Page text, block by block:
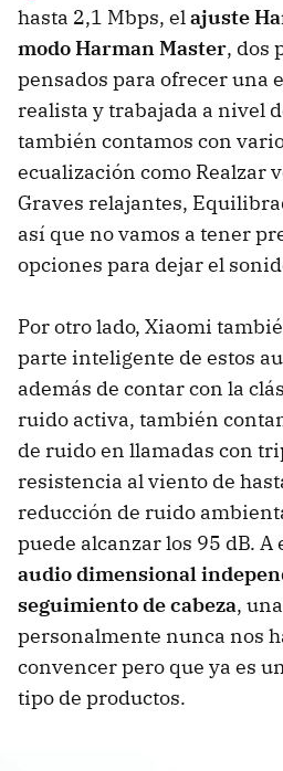
hasta 2,1 Mbps, elajuste
modo Harman Master, dos
pensados para ofrecer una
realista y trabajada a nivel
también contamos con
ecualización como Realzar
Graves relajantes,
así que no vamos a tener
opciones para dejar el
Por otro lado, Xiaomi
parte inteligente de estos
además de contar con la
ruido activa, también
de ruido en llamadas con
resistencia al viento de
reducción de ruido
puede alcanzar los 95 dB. A
audio dimensional
seguimiento de cabeza,
personalmente nunca nos
convencer pero que ya es
tipo de productos.